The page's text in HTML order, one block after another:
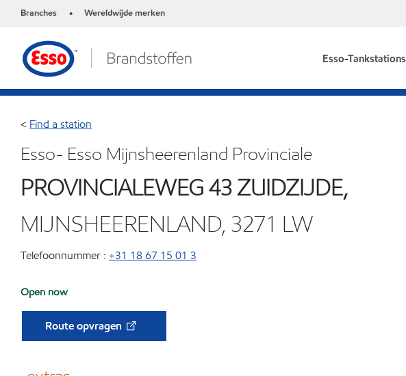
Branches • Wereldwijde merken
Esso-Tankstations
< Find a station
Esso- Esso Mijnsheerenland Provinciale
PROVINCIALEWEG 43 ZUIDZIJDE,
MIJNSHEERENLAND, 3271 LW
Telefoonnummer : +31 18 67 15 01 3
Open now
Route opvragen